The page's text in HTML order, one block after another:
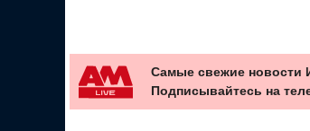
Самые свежие новости
Подписывайтесь на